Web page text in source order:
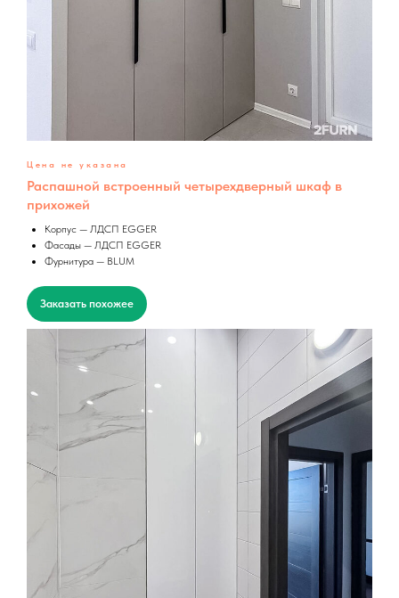
Цена не указана
Распашной встроенный четырехдверный шкаф в
прихожей
Корпус — ЛДСП EGGER
Фасады — ЛДСП EGGER
Фурнитура — BLUM
Заказать похожее